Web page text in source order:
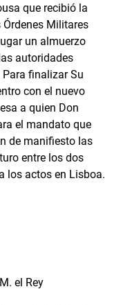
que recibió la
Órdenes Militares
un almuerzo
autoridades
finalizar Su
con el nuevo
a quien Don
el mandato que
de manifiesto las
entre los dos
los actos en Lisboa.
Rey